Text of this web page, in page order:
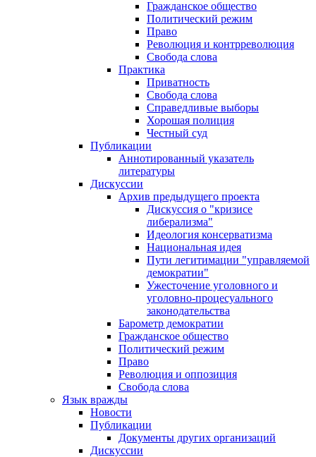
Гражданское общество
Политический режим
Право
Революция и контрреволюция
Свобода слова
Практика
Приватность
Свобода слова
Справедливые выборы
Хорошая полиция
Честный суд
Публикации
Аннотированный указатель
литературы
Дискуссии
Архив предыдущего проекта
Дискуссия о "кризисе
либерализма"
Идеология консерватизма
Национальная идея
Пути легитимации "управляемой
демократии"
Ужесточение уголовного и
уголовно-процесуального
законодательства
Барометр демократии
Гражданское общество
Политический режим
Право
Революция и оппозиция
Свобода слова
Язык вражды
Новости
Публикации
Документы других организаций
Дискуссии